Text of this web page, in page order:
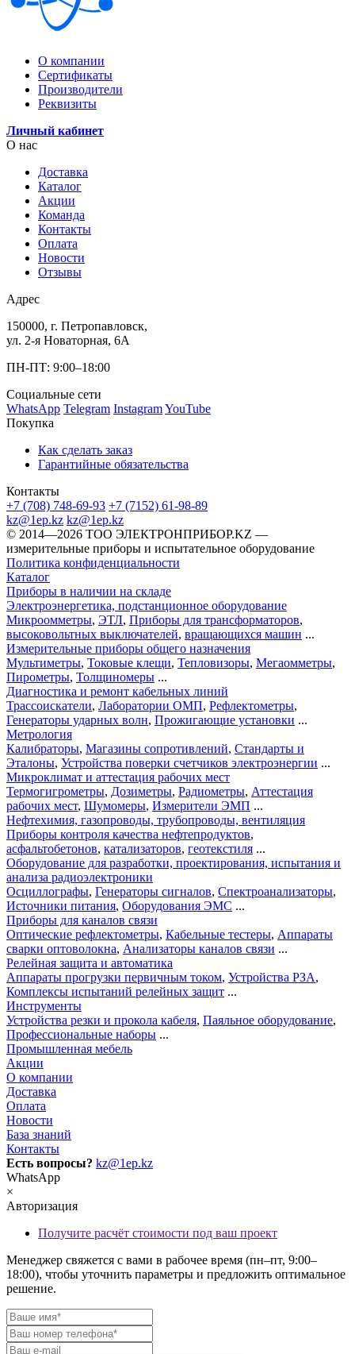
О компании
Сертификаты
Производители
Реквизиты
Личный кабинет
О нас
Доставка
Каталог
Акции
Команда
Контакты
Оплата
Новости
Отзывы
Адрес
150000, г. Петропавловск,
ул. 2-я Новаторная, 6А
ПН-ПТ: 9:00–18:00
Социальные сети
WhatsApp Telegram InstagramYouTube
Покупка
Как сделать заказ
Гарантийные обязательства
Контакты
+7 (708) 748-69-93 +7 (7152) 61-98-89
kz@1ep.kz kz@1ep.kz
©️ 2014—2026 ТОО ЭЛЕКТРОНПРИБОР.KZ —
измерительные приборы и испытательное оборудование
Политика конфиденциальности
Каталог
Приборы в наличии на складе
Электроэнергетика, подстанционное оборудование
Микроомметры, ЭТЛ, Приборы для трансформаторов,
высоковольтных выключателей, вращающихся машин ...
Измерительные приборы общего назначения
Мультиметры, Токовые клещи, Тепловизоры, Мегаомметры,
Пирометры, Толщиномеры ...
Диагностика и ремонт кабельных линий
Трассоискатели, Лаборатории ОМП, Рефлектометры,
Генераторы ударных волн, Прожигающие установки ...
Метрология
Калибраторы, Магазины сопротивлений, Стандарты и
Эталоны, Устройства поверки счетчиков электроэнергии ...
Микроклимат и аттестация рабочих мест
Термогигрометры, Дозиметры, Радиометры, Аттестация
рабочих мест, Шумомеры, Измерители ЭМП ...
Нефтехимия, газопроводы, трубопроводы, вентиляция
Приборы контроля качества нефтепродуктов,
асфальтобетонов, катализаторов, геотекстиля ...
Оборудование для разработки, проектирования, испытания и
анализа радиоэлектроники
Осциллографы, Генераторы сигналов, Спектроанализаторы,
Источники питания, Оборудования ЭМС ...
Приборы для каналов связи
Оптические рефлектометры, Кабельные тестеры, Аппараты
сварки оптоволокна, Анализаторы каналов связи ...
Релейная защита и автоматика
Аппараты прогрузки первичным током, Устройства РЗА,
Комплексы испытаний релейных защит ...
Инструменты
Устройства резки и прокола кабеля, Паяльное оборудование,
Профессиональные наборы ...
Промышленная мебель
Акции
О компании
Доставка
Оплата
Новости
База знаний
Контакты
Есть вопросы? kz@1ep.kz
WhatsApp
×
Авторизация
Получите расчёт стоимости под ваш проект
Менеджер свяжется с вами в рабочее время (пн–пт, 9:00–
18:00), чтобы уточнить параметры и предложить оптимальное
решение.